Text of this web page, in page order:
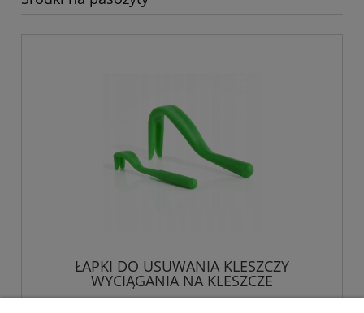
ŁAPKI DO USUWANIA KLESZCZY
WYCIĄGANIA NA KLESZCZE